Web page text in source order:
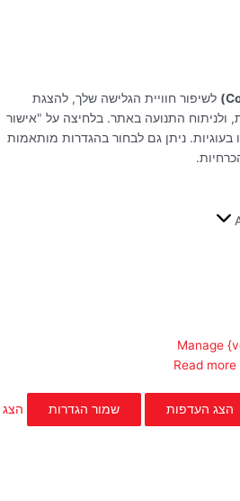
לשיפור חוויית הגלישה שלך, להצגת
ולניתוח התנועה באתר. בלחיצה על "אישור
בעוגיות. ניתן גם לבחור בהגדרות מותאמות
Manage
Read
הצג העדפות שמור הגדרות
הצג